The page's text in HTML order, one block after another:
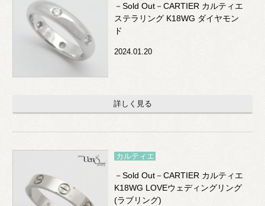
－Sold Out－CARTIER カルティエ
ステラリング K18WG ダイヤモン
ド
2024.01.20
詳しく見る
カルティエ
－Sold Out－CARTIER カルティエ
K18WG LOVEウェディングリング
(ラブリング)